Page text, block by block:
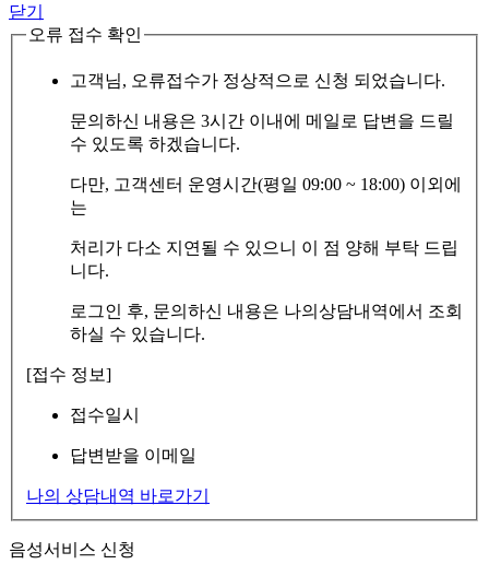
닫기
오류 접수 확인
고객님, 오류접수가 정상적으로 신청 되었습니다.
문의하신 내용은 3시간 이내에 메일로 답변을 드릴
수 있도록 하겠습니다.
다만, 고객센터 운영시간(평일 09:00 ~ 18:00) 이외에
는
처리가 다소 지연될 수 있으니 이 점 양해 부탁 드립
니다.
로그인 후, 문의하신 내용은 나의상담내역에서 조회
하실 수 있습니다.
[접수 정보]
접수일시
답변받을 이메일
나의 상담내역 바로가기
음성서비스 신청